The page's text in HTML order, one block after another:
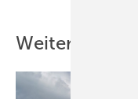
Weitere Inhalte